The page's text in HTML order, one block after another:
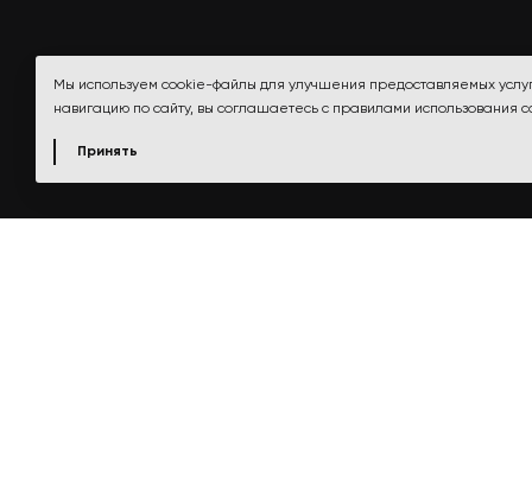
Мы используем cookie-файлы для улучшения предоставляемых
навигацию по сайту, вы соглашаетесь с правилами использования
Принять